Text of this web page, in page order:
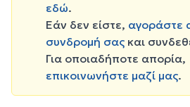
εδώ.
Εάν δεν είστε, αγοράστε
συνδρομή σας και
Για οποιαδήποτε απορία,
επικοινωνήστε μαζί μας.